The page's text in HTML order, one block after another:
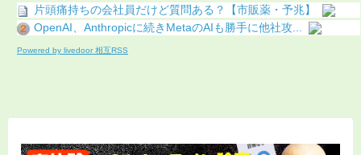
片頭痛持ちの会社員だけど質問ある？【市販薬・予兆】
OpenAI、Anthropicに続きMetaのAIも勝手に他社攻...
Powered by livedoor 相互RSS